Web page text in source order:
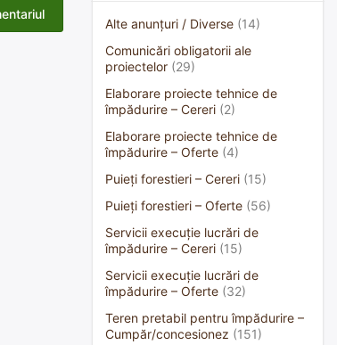
Alte anunțuri / Diverse (14)
Comunicări obligatorii ale
proiectelor (29)
Elaborare proiecte tehnice de
împădurire – Cereri (2)
Elaborare proiecte tehnice de
împădurire – Oferte (4)
Puieți forestieri – Cereri (15)
Puieți forestieri – Oferte (56)
Servicii execuție lucrări de
împădurire – Cereri (15)
Servicii execuție lucrări de
împădurire – Oferte (32)
Teren pretabil pentru împădurire –
Cumpăr/concesionez (151)